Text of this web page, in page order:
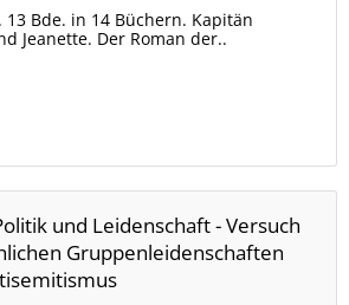
13 Bde. in 14 Büchern. Kapitän
Jeanette. Der Roman der..